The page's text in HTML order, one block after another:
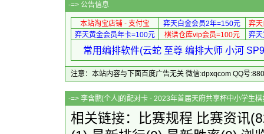
-=> 公告信息
本站淘宝店铺 - 支付宝 弈天白金会员2年=150元
弈
弈天黄金会员年卡=100元
棋谱仓库vip会员=100元 弈
常用编排软件(云蛇 至尊 编排大师 小河
注意：本站内容与下面百度广告无关 微信:dpxqcom QQ号
-=> 李含鹏[个人]的配对卡 - 2023年首届天府共
相关链接： 比赛规程 比赛资讯